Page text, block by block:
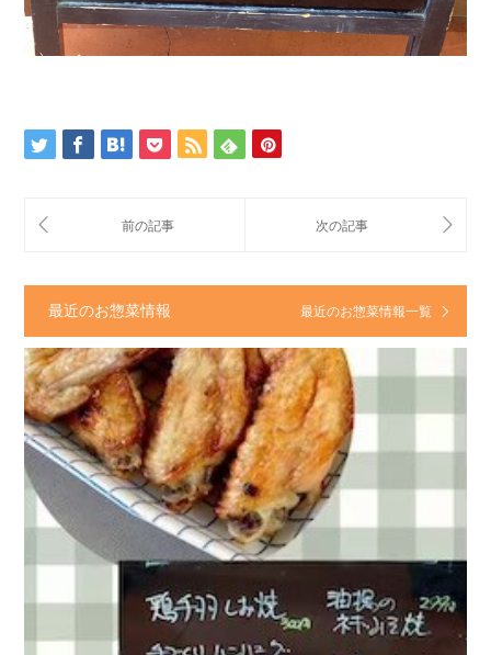
最近のお惣菜情報 最近のお惣菜情報一覧